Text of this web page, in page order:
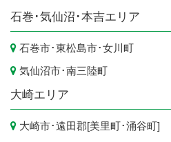
石巻･気仙沼･本吉エリア
石巻市･東松島市･女川町
気仙沼市･南三陸町
大崎エリア
大崎市･遠田郡[美里町･涌谷町]